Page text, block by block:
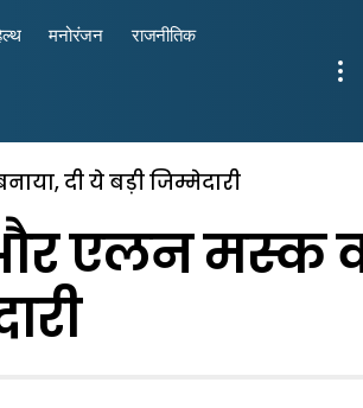
मनोरंजन राजनीतिक
दी ये बड़ी जिम्मेदारी
और एलन मस्क